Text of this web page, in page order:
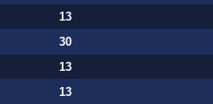
13
30
13
13